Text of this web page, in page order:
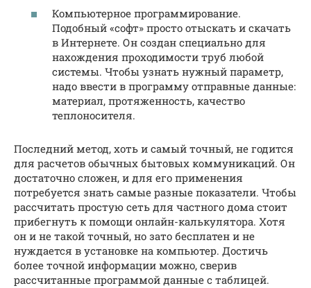
Компьютерное программирование.
Подобный «софт» просто отыскать и скачать
в Интернете. Он создан специально для
нахождения проходимости труб любой
системы. Чтобы узнать нужный параметр,
надо ввести в программу отправные данные:
материал, протяженность, качество
теплоносителя.
Последний метод, хоть и самый точный, не годится
для расчетов обычных бытовых коммуникаций. Он
достаточно сложен, и для его применения
потребуется знать самые разные показатели. Чтобы
рассчитать простую сеть для частного дома стоит
прибегнуть к помощи онлайн-калькулятора. Хотя
он и не такой точный, но зато бесплатен и не
нуждается в установке на компьютер. Достичь
более точной информации можно, сверив
рассчитанные программой данные с таблицей.